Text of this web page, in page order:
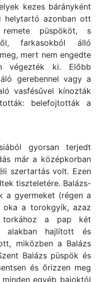
kezes bárányként
helytartó azonban ott
püspököt, s
farkasokból álló
mert nem engedte
végezték ki. Előbb
gerebennel vagy a
vasfésűvel kínozták
belefojtották a
gyorsan terjedt
már a középkorban
szertartás volt. Ezen
tiszteletére. Balázs-
a gyermeket (régen a
oka a torokgyík, azaz
a pap két
hajlított és
miközben a Balázs
Balázs püspök és
és őrizzen meg
egyéb bajoktól